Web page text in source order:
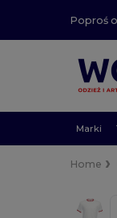
Poproś
Marki
Home